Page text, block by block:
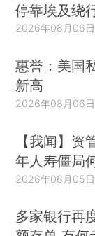
停靠埃及绕
2026年08月06日
惠誉：美国
新高
2026年08月06日
【我闻】资
年人寿僵局
2026年08月05日
多家银行再